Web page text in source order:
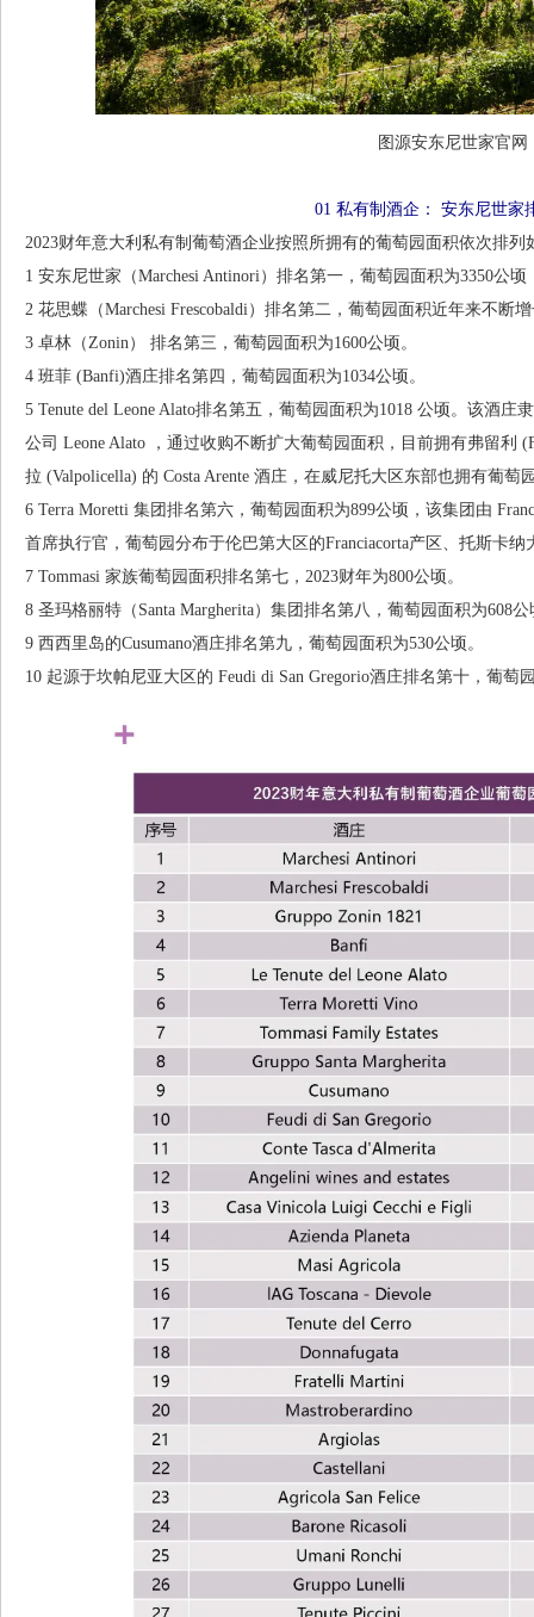
图源安东尼世家官网
01 私有制酒企： 安东尼世家
2023财年意大利私有制葡萄酒企业按照所拥有的葡萄园面积依次排列
1 安东尼世家（Marchesi Antinori）排名第一，葡萄园面积为3350公
2 花思蝶（Marchesi Frescobaldi）排名第二，葡萄园面积近年来不断
3 卓林（Zonin） 排名第三，葡萄园面积为1600公顷。
4 班菲 (Banfi)酒庄排名第四，葡萄园面积为1034公顷。
5 Tenute del Leone Alato排名第五，葡萄园面积为1018 公顷。该酒庄
公司 Leone Alato ，通过收购不断扩大葡萄园面积，目前拥有弗留利
拉 (Valpolicella) 的 Costa Arente 酒庄，在威尼托大区东部也拥有葡萄
6 Terra Moretti 集团排名第六，葡萄园面积为899公顷，该集团由
首席执行官，葡萄园分布于伦巴第大区的Franciacorta产区、托斯卡纳
7 Tommasi 家族葡萄园面积排名第七，2023财年为800公顷。
8 圣玛格丽特（Santa Margherita）集团排名第八，葡萄园面积为608公
9 西西里岛的Cusumano酒庄排名第九，葡萄园面积为530公顷。
10 起源于坎帕尼亚大区的 Feudi di San Gregorio酒庄排名第十，葡萄